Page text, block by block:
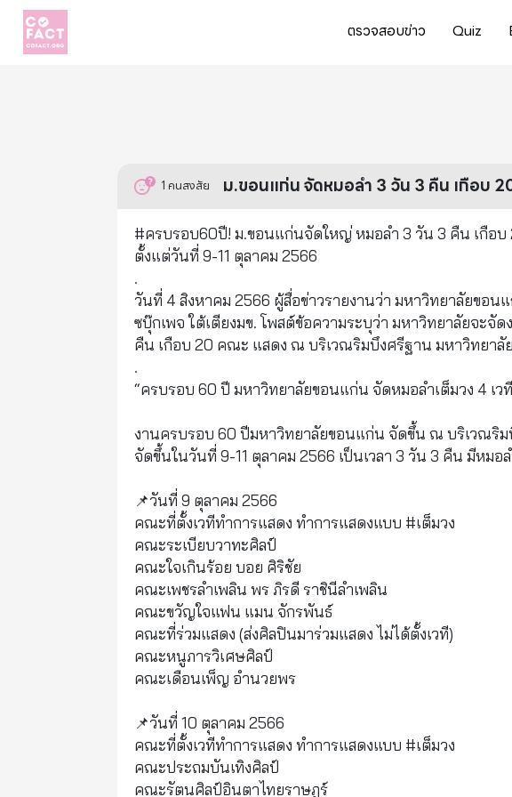
ตรวจสอบข่าว Quiz
1 คนสงสัย ม.ขอนแก่น จัดหมอลำ 3 วัน 3 คืน เกือบ
#ครบรอบ60ปี! ม.ขอนแก่นจัดใหญ่ หมอลำ 3 วัน 3 คืน เกือ
ตั้งแต่วันที่ 9-11 ตุลาคม 2566
.
วันที่ 4 สิงหาคม 2566 ผู้สื่อข่าวรายงานว่า มหาวิทยาลัยขอน
ซบุ๊กเพจ ใต้เตียงมข. โพสต์ข้อความระบุว่า มหาวิทยาลัยจะจั
คืน เกือบ 20 คณะ แสดง ณ บริเวณริมบึงศรีฐาน มหาวิทยาลั
.
“ครบรอบ 60 ปี มหาวิทยาลัยขอนแก่น จัดหมอลำเต็มวง 4 เ
งานครบรอบ 60 ปีมหาวิทยาลัยขอนแก่น จัดขึ้น ณ บริเวณริ
จัดขึ้นในวันที่ 9-11 ตุลาคม 2566 เป็นเวลา 3 วัน 3 คืน มีหม
📌วันที่ 9 ตุลาคม 2566
คณะที่ตั้งเวทีทำการแสดง ทำการแสดงแบบ #เต็มวง
คณะระเบียบวาทะศิลป์
คณะใจเกินร้อย บอย ศิริชัย
คณะเพชรลำเพลิน พร ภิรดี ราชินีลำเพลิน
คณะขวัญใจแฟน แมน จักรพันธ์
คณะที่ร่วมแสดง (ส่งศิลปินมาร่วมแสดง ไม่ได้ตั้งเวที)
คณะหนูภารวิเศษศิลป์
คณะเดือนเพ็ญ อำนวยพร
📌วันที่ 10 ตุลาคม 2566
คณะที่ตั้งเวทีทำการแสดง ทำการแสดงแบบ #เต็มวง
คณะประถมบันเทิงศิลป์
คณะรัตนศิลป์อินตาไทยราษฎร์